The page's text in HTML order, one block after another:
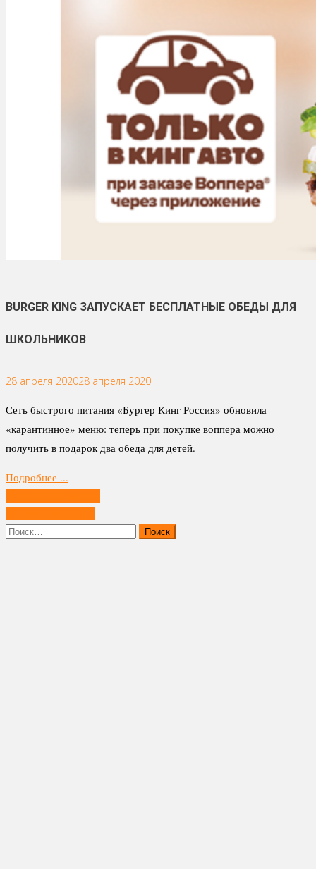
BURGER KING ЗАПУСКАЕТ БЕСПЛАТНЫЕ ОБЕДЫ ДЛЯ
ШКОЛЬНИКОВ
28 апреля 202028 апреля 2020
Сеть быстрого питания «Бургер Кинг Россия» обновила
«карантинное» меню: теперь при покупке воппера можно
получить в подарок два обеда для детей.
Подробнее ...
записям
Найти: